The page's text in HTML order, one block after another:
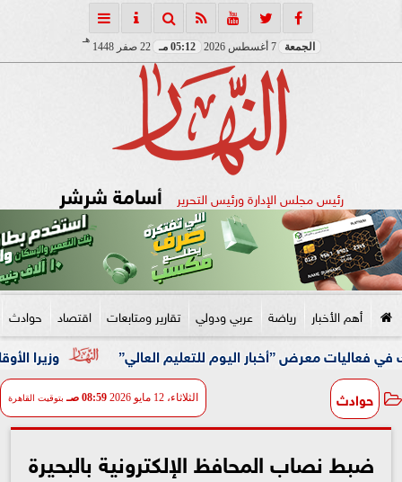
الجمعة 7 أغسطس 2026 05:12 مـ 22 صفر 1448
هـ
رئيس مجلس الإدارة ورئيس التحرير أسامة شرشر
أهم الأخبار رياضة عربي ودولي تقارير ومتابعات اقتصاد حوادث
وزيرا الأوقاف ”أخبار اليوم للتعليم العالي”
حوادث الثلاثاء، 12 مايو 2026 08:59 صـ بتوقيت القاهرة
ضبط نصاب المحافظ الإلكترونية بالبحيرة